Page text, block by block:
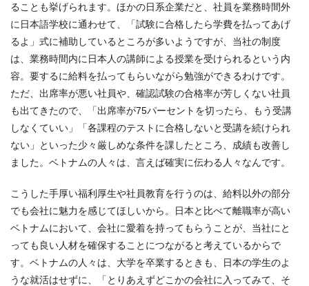
ることも挙げられます。ほかの日系企業だと、社員を業務時間外
に日本語学校に通わせて、「試験に合格したら学費を払ってあげ
るよ」式に補助しているところが多いようですが、当社の制度
は、業務時間内に日本人の講師による授業を受けられるという内
容。要するに給料を払ってもらいながら勉強ができるわけです。
ただ、出席率が悪い社員や、確認試験の合格率が芳しくない社員
も出てきたので、「出席率が75パーセントを切ったら、もう受講
しなくていい」「各課程のテストに合格しないと受講を続けられ
ない」といった少々厳しめな条件を課したところ、成績も改善し
ました。ベトナムの人々は、言えば確実に伝わる人々なんです。
こうした手厚い福利厚生や社員教育を行うのは、給料以外の部分
でも会社に魅力を感じてほしいから。日本と比べて離職率が高い
ベトナムにおいて、会社に愛着を持ってもらうことが、当社にと
っても良い人材を確保することにつながると考えているからで
す。ベトナムの人々は、大学を卒業するときも、日本の学生のよ
うな就活はせずに、「とりあえずどこかの会社に入ってみて、そ